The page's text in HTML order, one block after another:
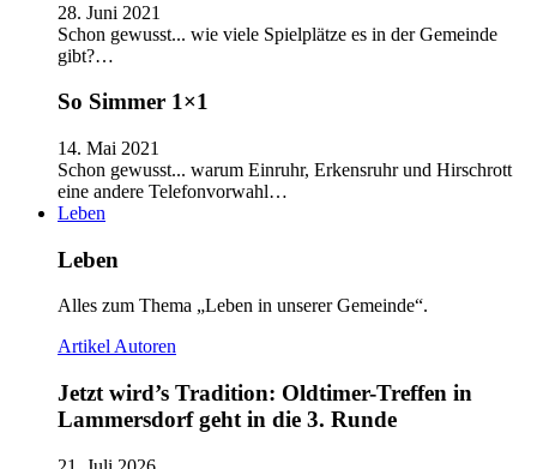
28. Juni 2021
Schon gewusst... wie viele Spielplätze es in der Gemeinde
gibt?…
So Simmer 1×1
14. Mai 2021
Schon gewusst... warum Einruhr, Erkensruhr und Hirschrott
eine andere Telefonvorwahl…
Leben
Leben
Alles zum Thema „Leben in unserer Gemeinde“.
ArtikelAutoren
Jetzt wird’s Tradition: Oldtimer-Treffen in
Lammersdorf geht in die 3. Runde